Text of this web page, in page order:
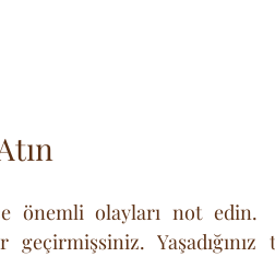
önemli olayları not
geçirmişsiniz.